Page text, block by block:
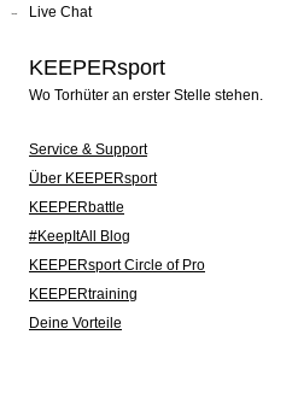
Live Chat
KEEPERsport
Wo Torhüter an erster Stelle stehen.
Service & Support
Über KEEPERsport
KEEPERbattle
#KeepItAll Blog
KEEPERsport Circle of Pro
KEEPERtraining
Deine Vorteile